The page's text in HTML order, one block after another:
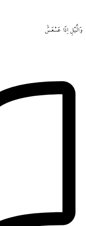
وَالَّيْلِ اِذَا عَسْعَسَۙ